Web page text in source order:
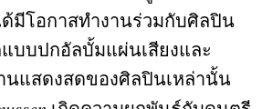
มีโอกาสทำงานร่วมกับศิลปิน
บบปกอัลบั้มแผ่นเสียงและ
นแสดงสดของศิลปินเหล่านั้น